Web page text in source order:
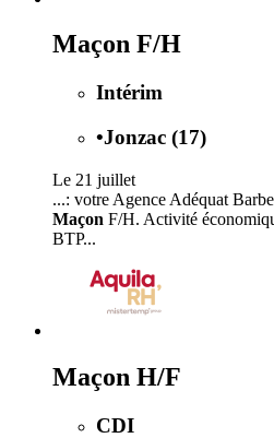
Maçon F/H
Intérim
•Jonzac (17)
Le 21 juillet
...: votre Agence Adéquat
Maçon F/H. Activité
BTP...
Maçon H/F
CDI